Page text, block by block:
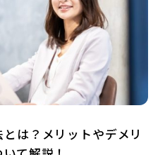
こちら
は？メリットやデメリ